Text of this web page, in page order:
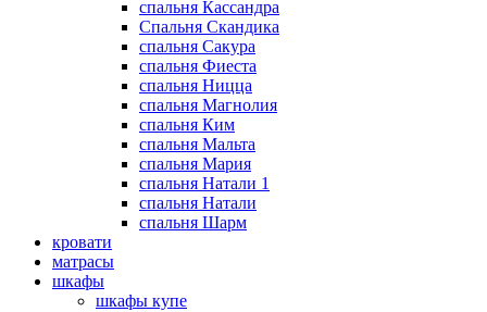
спальня Кассандра
Спальня Скандика
спальня Сакура
спальня Фиеста
спальня Ницца
спальня Магнолия
спальня Ким
спальня Мальта
спальня Мария
спальня Натали 1
спальня Натали
спальня Шарм
кровати
матрасы
шкафы
шкафы купе